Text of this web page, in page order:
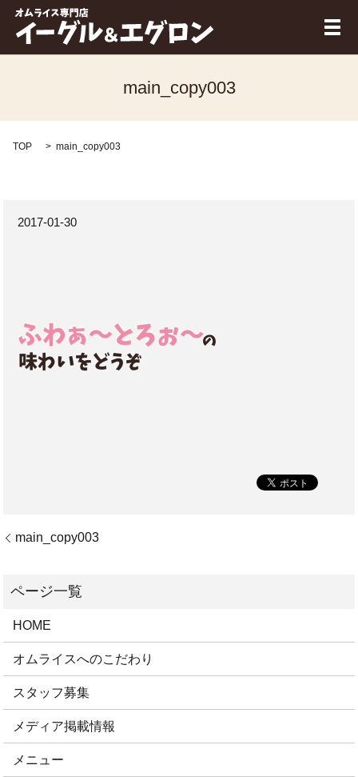
メ
main_copy003
TOP main_copy003
2017-01-30
main_copy003
HOME
オムライスへのこだわり
スタッフ募集
メディア掲載情報
メニュー